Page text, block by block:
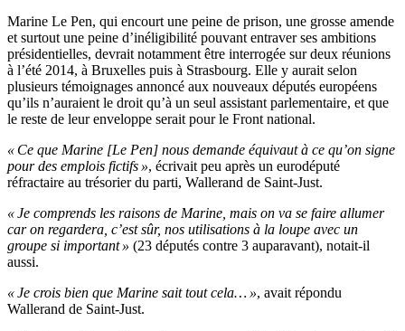
Marine Le Pen, qui encourt une peine de prison, une grosse amende
et surtout une peine d’inéligibilité pouvant entraver ses ambitions
présidentielles, devrait notamment être interrogée sur deux réunions
à l’été 2014, à Bruxelles puis à Strasbourg. Elle y aurait selon
plusieurs témoignages annoncé aux nouveaux députés européens
qu’ils n’auraient le droit qu’à un seul assistant parlementaire, et que
le reste de leur enveloppe serait pour le Front national.
« Ce que Marine [Le Pen] nous demande équivaut à ce qu’on signe
pour des emplois fictifs », écrivait peu après un eurodéputé
réfractaire au trésorier du parti, Wallerand de Saint-Just.
« Je comprends les raisons de Marine, mais on va se faire allumer
car on regardera, c’est sûr, nos utilisations à la loupe avec un
groupe si important » (23 députés contre 3 auparavant), notait-il
aussi.
« Je crois bien que Marine sait tout cela… », avait répondu
Wallerand de Saint-Just.